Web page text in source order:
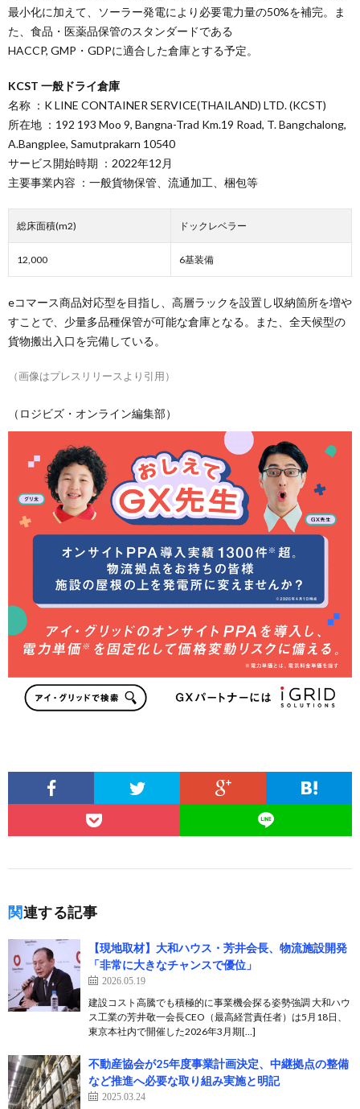
最小化に加えて、ソーラー発電により必要電力量の50%を補完。ま
た、食品・医薬品保管のスタンダードである
HACCP, GMP・GDPに適合した倉庫とする予定。
KCST 一般ドライ倉庫
名称 ：K LINE CONTAINER SERVICE(THAILAND) LTD. (KCST)
所在地 ：192 193 Moo 9, Bangna-Trad Km.19 Road, T. Bangchalong,
A.Bangplee, Samutprakarn 10540
サービス開始時期 ：2022年12月
主要事業内容 ：一般貨物保管、流通加工、梱包等
総床面積(m2) ドックレベラー
12,000 6基装備
eコマース商品対応型を目指し、高層ラックを設置し収納箇所を増や
すことで、少量多品種保管が可能な倉庫となる。また、全天候型の
貨物搬出入口を完備している。
（画像はプレスリリースより引用）
（ロジビズ・オンライン編集部）
関連する記事
【現地取材】大和ハウス・芳井会長、物流施設開発
「非常に大きなチャンスで優位」
2026.05.19
建設コスト高騰でも積極的に事業機会探る姿勢強調 大和ハウ
ス工業の芳井敬一会長CEO（最高経営責任者）は5月18日、
東京本社内で開催した2026年3月期[…]
不動産協会が25年度事業計画決定、中継拠点の整備
など推進へ必要な取り組み実施と明記
2025.03.24